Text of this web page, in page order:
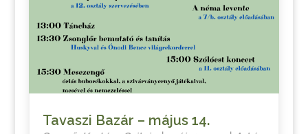
Tavaszi Bazár – május 14.